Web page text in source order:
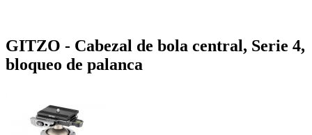
GITZO - Cabezal de bola central, Serie 4,
bloqueo de palanca